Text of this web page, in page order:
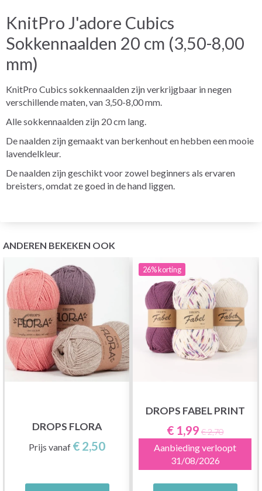
KnitPro J'adore Cubics
Sokkennaalden 20 cm (3,50-8,00
mm)
KnitPro Cubics sokkennaalden zijn verkrijgbaar in negen
verschillende maten, van 3,50-8,00 mm.
Alle sokkennaalden zijn 20 cm lang.
De naalden zijn gemaakt van berkenhout en hebben een mooie
lavendelkleur.
De naalden zijn geschikt voor zowel beginners als ervaren
breisters, omdat ze goed in de hand liggen.
ANDEREN BEKEKEN OOK
DROPS FLORA
Prijs vanaf € 2,50
26%korting
DROPS FABEL PRINT
€ 1,99 € 2,70
Aanbieding verloopt
31/08/2026